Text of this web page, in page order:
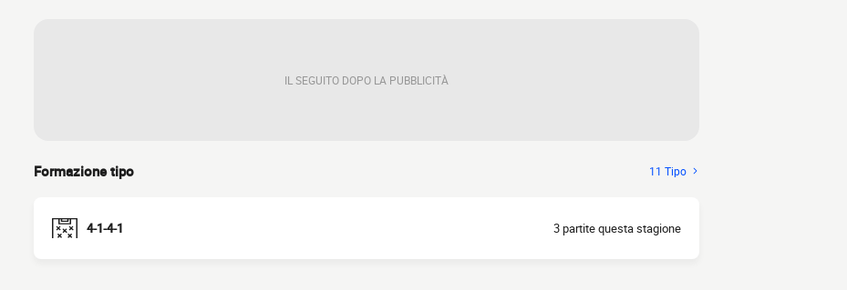
IL SEGUITO DOPO LA PUBBLICITÀ
Formazione tipo 11 Tipo
4-1-4-1 3 partite questa stagione